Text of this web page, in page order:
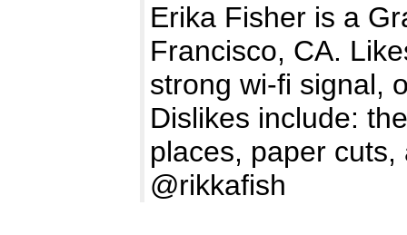
Erika Fisher is a
Francisco, CA.
strong wi-fi signal,
Dislikes include:
places, paper
@rikkafish